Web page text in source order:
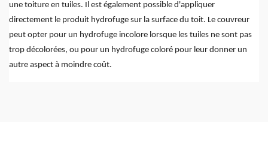
une toiture en tuiles. Il est également possible d'appliquer
directement le produit hydrofuge sur la surface du toit. Le couvreur
peut opter pour un hydrofuge incolore lorsque les tuiles ne sont pas
trop décolorées, ou pour un hydrofuge coloré pour leur donner un
autre aspect à moindre coût.